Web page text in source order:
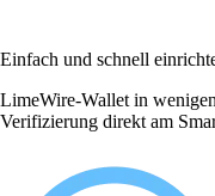
Einfach und schnell
LimeWire-Wallet in
Verifizierung direkt am